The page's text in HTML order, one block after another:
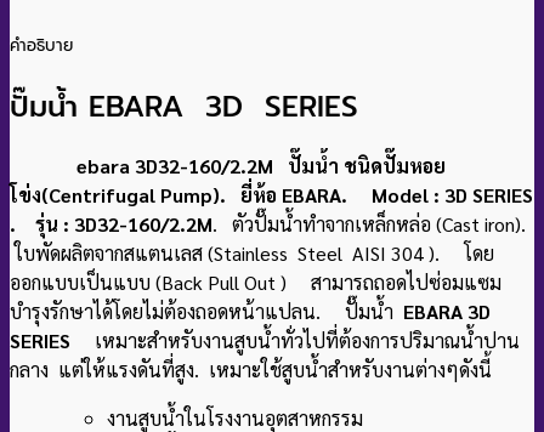
คำอธิบาย
ปั๊มน้ำ EBARA 3D SERIES
ebara 3D32-160/2.2M ปั๊มน้ำ ชนิดปั๊มหอย
โข่ง(Centrifugal Pump). ยี่ห้อ EBARA. Model : 3D SERIES
. รุ่น : 3D32-160/2.2M. ตัวปั๊มน้ำทำจากเหล็กหล่อ (Cast iron).
ใบพัดผลิตจากสแตนเลส (Stainless Steel AISI 304 ). โดย
ออกแบบเป็นแบบ (Back Pull Out ) สามารถถอดไปซ่อมแซม
บำรุงรักษาได้โดยไม่ต้องถอดหน้าแปลน. ปั๊มน้ำ EBARA 3D
SERIES เหมาะสำหรับงานสูบน้ำทั่วไปที่ต้องการปริมาณน้ำปาน
กลาง แต่ให้แรงดันที่สูง. เหมาะใช้สูบน้ำสำหรับงานต่างๆดังนี้
งานสูบน้ำในโรงงานอุตสาหกรรม